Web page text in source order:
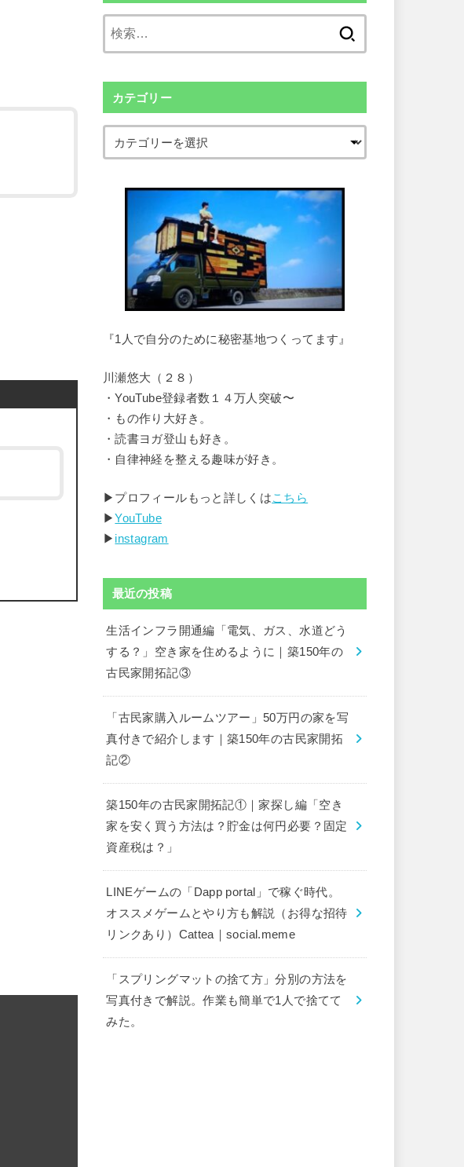
カテゴリー
『1人で自分のために秘密基地つくってます』
川瀬悠大（２８）
・YouTube登録者数１４万人突破〜
・もの作り大好き。
・読書ヨガ登山も好き。
・自律神経を整える趣味が好き。
▶︎プロフィールもっと詳しくはこちら
▶︎YouTube
▶︎ instagram
最近の投稿
生活インフラ開通編「電気、ガス、水道どう
する？」空き家を住めるように｜築150年の
古民家開拓記③
「古民家購入ルームツアー」50万円の家を写
真付きで紹介します｜築150年の古民家開拓
記②
築150年の古民家開拓記①｜家探し編「空き
家を安く買う方法は？貯金は何円必要？固定
資産税は？」
LINEゲームの「Dapp portal」で稼ぐ時代。
オススメゲームとやり方も解説（お得な招待
リンクあり）Cattea｜social.meme
「スプリングマットの捨て方」分別の方法を
写真付きで解説。作業も簡単で1人で捨てて
みた。